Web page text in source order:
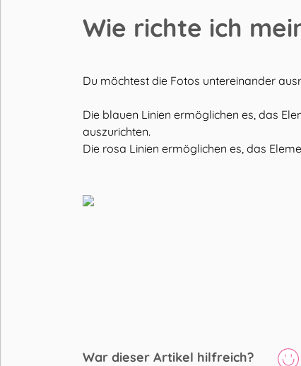
Wie richte ich
Du möchtest die Fotos untereinander
Die blauen Linien ermöglichen es, das
auszurichten.
Die rosa Linien ermöglichen es, das
War dieser Artikel hilfreich?